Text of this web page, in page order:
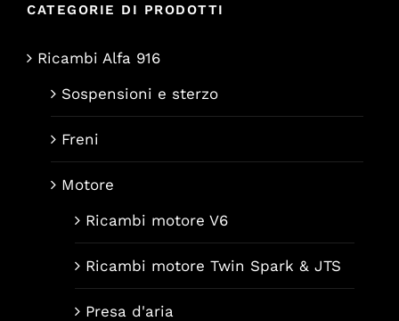
CATEGORIE DI PRODOTTI
Ricambi Alfa 916
Sospensioni e sterzo
Freni
Motore
Ricambi motore V6
Ricambi motore Twin Spark & JTS
Presa d'aria